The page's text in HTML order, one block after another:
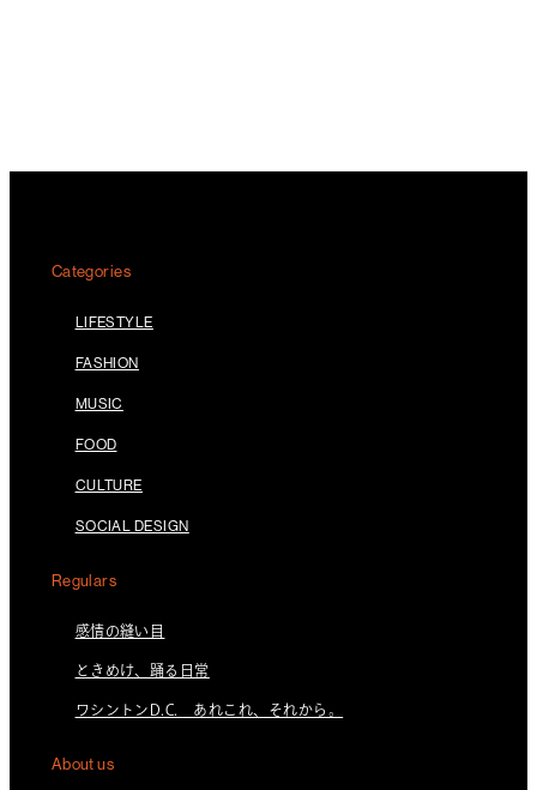
Categories
LIFESTYLE
FASHION
MUSIC
FOOD
CULTURE
SOCIAL DESIGN
Regulars
感情の縫い目
ときめけ、踊る日常
ワシントンD.C. あれこれ、それから。
About us